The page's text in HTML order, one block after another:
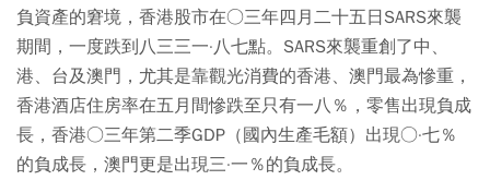
負資產的窘境，香港股市在○三年四月二十五日SARS來襲
期間，一度跌到八三三一·八七點。SARS來襲重創了中、
港、台及澳門，尤其是靠觀光消費的香港、澳門最為慘重，
香港酒店住房率在五月間慘跌至只有一八％，零售出現負成
長，香港○三年第二季GDP（國內生產毛額）出現○·七％
的負成長，澳門更是出現三·一％的負成長。